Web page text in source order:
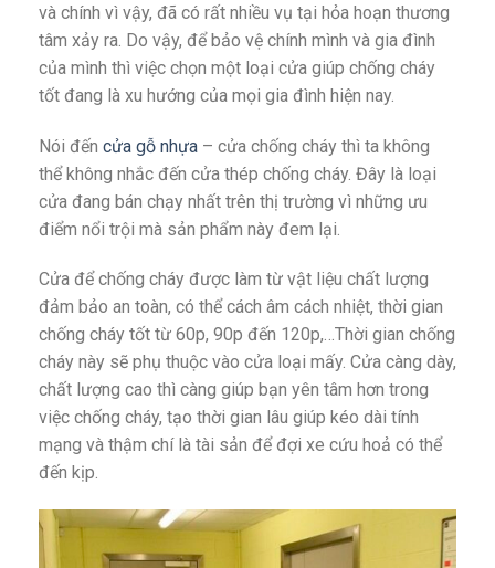
và chính vì vậy, đã có rất nhiều vụ tại hỏa hoạn thương
tâm xảy ra. Do vậy, để bảo vệ chính mình và gia đình
của mình thì việc chọn một loại cửa giúp chống cháy
tốt đang là xu hướng của mọi gia đình hiện nay.
Nói đến cửa gỗ nhựa – cửa chống cháy thì ta không
thể không nhắc đến cửa thép chống cháy. Đây là loại
cửa đang bán chạy nhất trên thị trường vì những ưu
điểm nổi trội mà sản phẩm này đem lại.
Cửa để chống cháy được làm từ vật liệu chất lượng
đảm bảo an toàn, có thể cách âm cách nhiệt, thời gian
chống cháy tốt từ 60p, 90p đến 120p,…Thời gian chống
cháy này sẽ phụ thuộc vào cửa loại mấy. Cửa càng dày,
chất lượng cao thì càng giúp bạn yên tâm hơn trong
việc chống cháy, tạo thời gian lâu giúp kéo dài tính
mạng và thậm chí là tài sản để đợi xe cứu hoả có thể
đến kịp.